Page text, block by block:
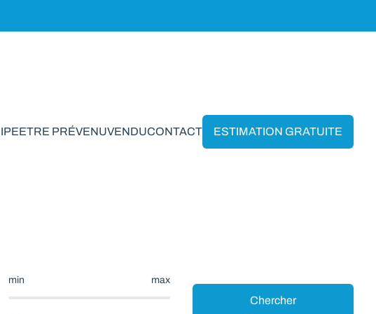
ETRE PRÉVENUVENDUCONTACT ESTIMATION GRATUITE
min max
Chercher